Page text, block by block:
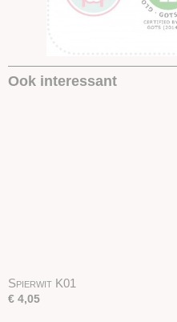
Ook interessant
Spierwit K01
€ 4,05